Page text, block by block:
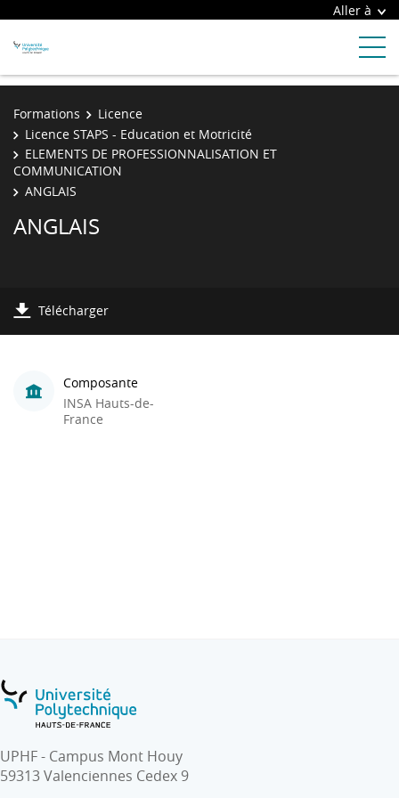
Aller à
Formations
Licence
Licence STAPS - Education et Motricité
ELEMENTS DE PROFESSIONNALISATION ET
COMMUNICATION
ANGLAIS
ANGLAIS
Télécharger
Composante
INSA Hauts-de-
France
UPHF - Campus Mont Houy
59313 Valenciennes Cedex 9